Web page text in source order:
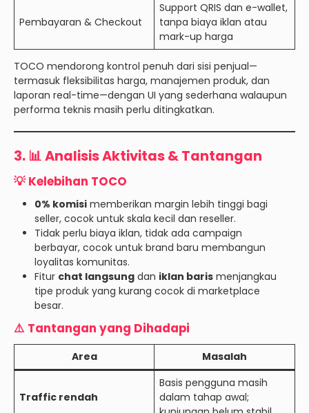
Pembayaran & Checkout
Support QRIS dan e-wallet,
tanpa biaya iklan atau
mark-up harga
TOCO mendorong kontrol penuh dari sisi penjual—
termasuk fleksibilitas harga, manajemen produk, dan
laporan real-time—dengan UI yang sederhana walaupun
performa teknis masih perlu ditingkatkan.
3. 📊 Analisis Aktivitas & Tantangan
💡 Kelebihan TOCO
0% komisi memberikan margin lebih tinggi bagi
seller, cocok untuk skala kecil dan reseller.
Tidak perlu biaya iklan, tidak ada campaign
berbayar, cocok untuk brand baru membangun
loyalitas komunitas.
Fitur chat langsung dan iklan baris menjangkau
tipe produk yang kurang cocok di marketplace
besar.
⚠️ Tantangan yang Dihadapi
Area Masalah
Traffic rendah
Basis pengguna masih
dalam tahap awal;